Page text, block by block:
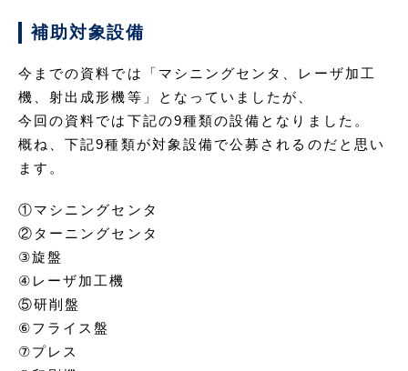
補助対象設備
今までの資料では「マシニングセンタ、レーザ加工
機、射出成形機等」となっていましたが、
今回の資料では下記の9種類の設備となりました。
概ね、下記9種類が対象設備で公募されるのだと思い
ます。
①マシニングセンタ
②ターニングセンタ
③旋盤
④レーザ加工機
⑤研削盤
⑥フライス盤
⑦プレス